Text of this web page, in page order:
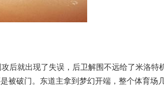
后就出现了失误，后卫解围不远给了米洛特
被破门。东道主拿到梦幻开端，整个体育场